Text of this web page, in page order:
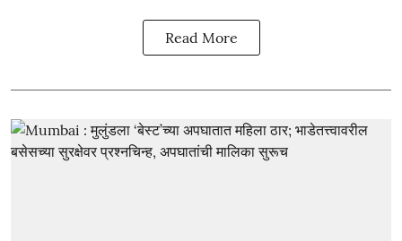
Read More